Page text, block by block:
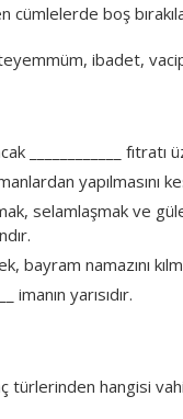
cümlelerde boş
ibadet,
____________ fıtratı
selamlaşmak ve
bayram namazını
imanın yarısıdır.
türlerinden hangisi